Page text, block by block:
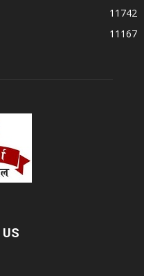
11742
11167